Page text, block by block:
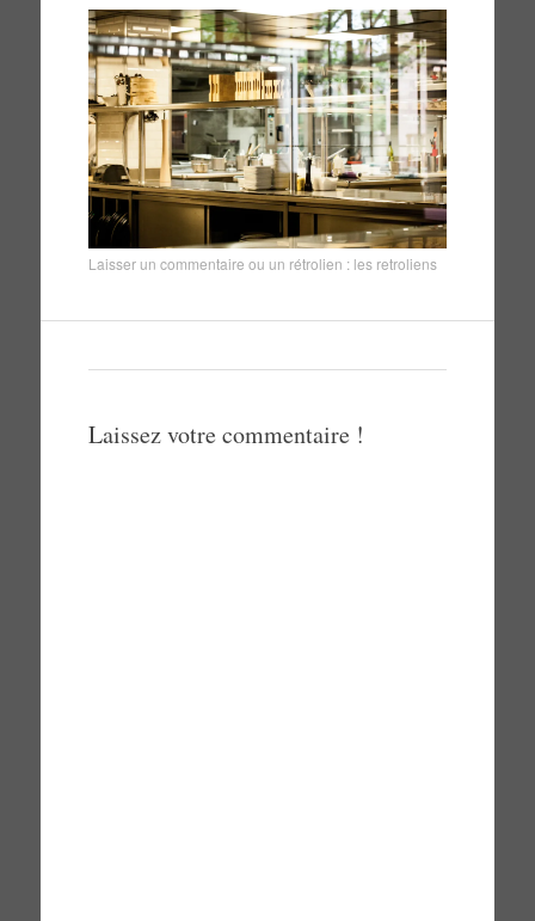
Laisser un commentaire ou un rétrolien : les retroliens
Laissez votre commentaire !